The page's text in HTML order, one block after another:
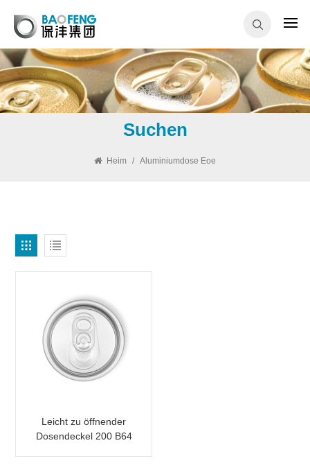
Suchen
Heim / Aluminiumdose Eoe
Leicht zu öffnender
Dosendeckel 200 B64